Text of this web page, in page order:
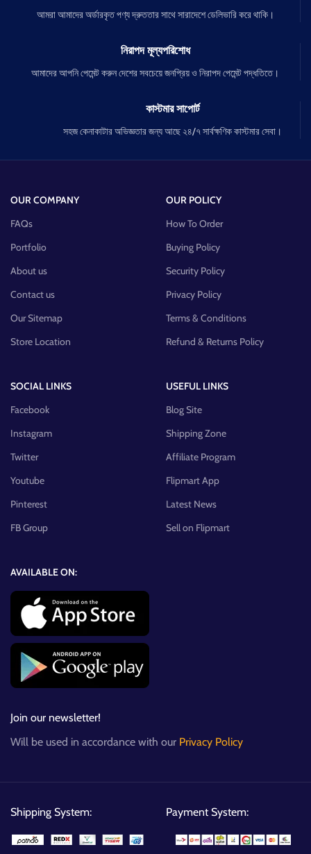
আমরা আমাদের অর্ডারকৃত পণ্য দ্রুততার সাথে সারাদেশে ডেলিভারি করে থাকি।
নিরাপদ মূল্যপরিশোধ
আমাদের আপনি পেমেন্ট করুন দেশের সবচেয়ে জনপ্রিয় ও নিরাপদ পেমেন্ট পদ্ধতিতে।
কাস্টমার সাপোর্ট
সহজ কেনাকাটার অভিজ্ঞতার জন্য আছে ২৪/৭ সার্বক্ষণিক কাস্টমার সেবা।
OUR COMPANY
FAQs
Portfolio
About us
Contact us
Our Sitemap
Store Location
OUR POLICY
How To Order
Buying Policy
Security Policy
Privacy Policy
Terms & Conditions
Refund & Returns Policy
SOCIAL LINKS
Facebook
Instagram
Twitter
Youtube
Pinterest
FB Group
USEFUL LINKS
Blog Site
Shipping Zone
Affiliate Program
Flipmart App
Latest News
Sell on Flipmart
AVAILABLE ON:
Join our newsletter!
Will be used in accordance with our Privacy Policy
Shipping System: Payment System: